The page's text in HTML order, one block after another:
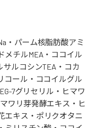
・パーム核脂肪酸アミ
メチルMEA・ココイル
ルコシンTEA・コカ
コール・ココイルグル
7グリセリル・ヒマワ
ワリ芽発酵エキス・ヒ
エキス・ポリクオタニ